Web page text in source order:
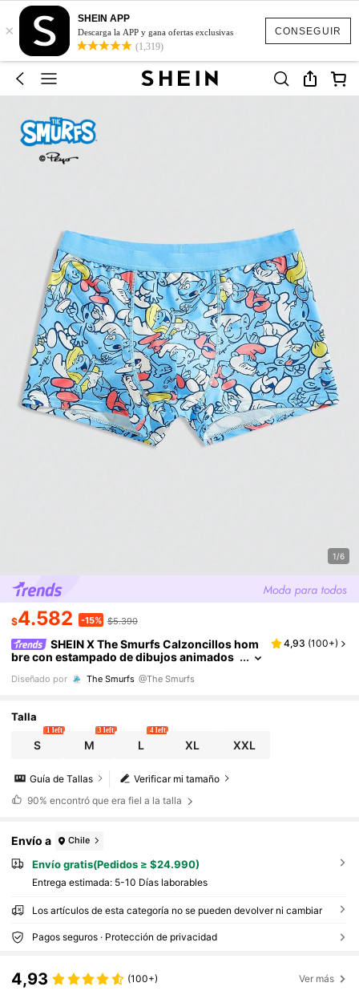
CONSEGUIR
×
SHEIN APP
Descarga la APP y gana ofertas exclusivas
(1,319)
1/6
$4.582 -15% $5.390
SHEIN X The Smurfs Calzoncillos hom
bre con estampado de dibujos animados
4,93 (100+)
Diseñado por The Smurfs @The Smurfs
Talla
S
1 left
M
3 left
L
4 left
XL XXL
Verificar mi tamaño
Guía de Tallas
90% encontró que era fiel a la talla
Envío a Chile
Envío gratis(Pedidos ≥ $24.990)
Entrega estimada: 5-10 Días laborables
Los artículos de esta categoría no se pueden devolver ni cambiar
Pagos seguros · Protección de privacidad
4,93 (100+) Ver más